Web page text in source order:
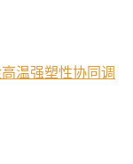
温强塑性协同调